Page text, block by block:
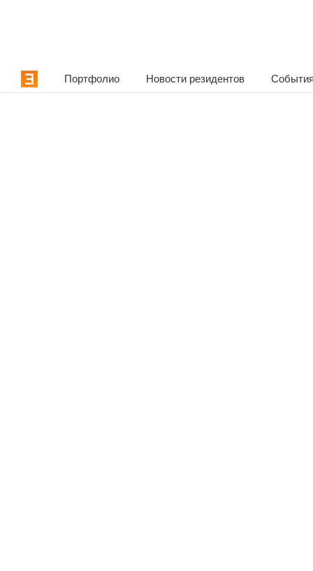
Портфолио Новости резидентов